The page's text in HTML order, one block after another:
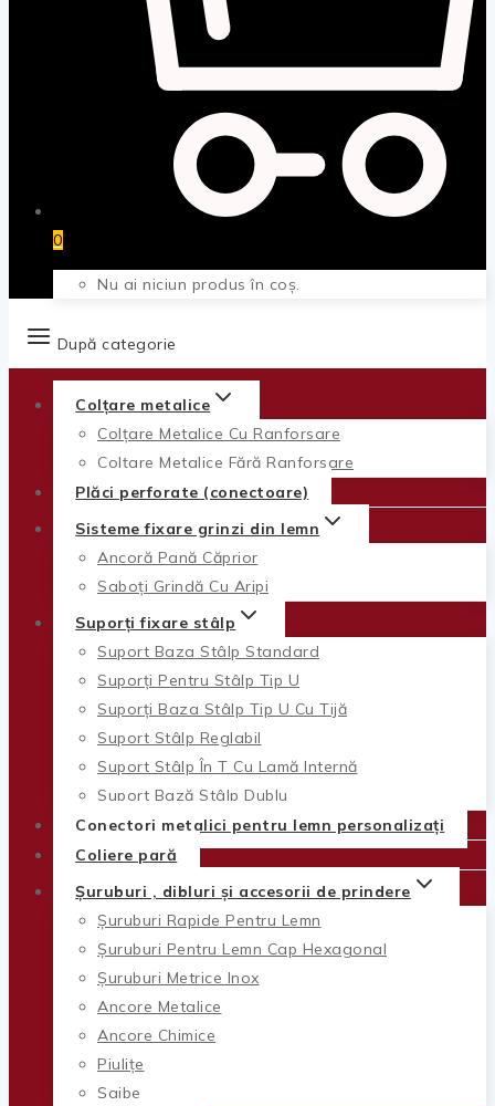
0
Nu ai niciun produs în coș.
După categorie
Colțare metalice
Colțare Metalice Cu Ranforsare
Colțare Metalice Fără Ranforsare
Plăci perforate (conectoare)
Sisteme fixare grinzi din lemn
Ancoră Pană Căprior
Saboți Grindă Cu Aripi
Suporți fixare stâlp
Suport Baza Stâlp Standard
Suporți Pentru Stâlp Tip U
Suporți Baza Stâlp Tip U Cu Tijă
Suport Stâlp Reglabil
Suport Stâlp În T Cu Lamă Internă
Suport Bază Stâlp Dublu
Conectori metalici pentru lemn personalizați
Coliere pară
Șuruburi , dibluri și accesorii de prindere
Șuruburi Rapide Pentru Lemn
Șuruburi Pentru Lemn Cap Hexagonal
Șuruburi Metrice Inox
Ancore Metalice
Ancore Chimice
Piulițe
Șaibe